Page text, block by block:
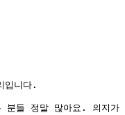
입니다.
분들 정말 많아요. 의지